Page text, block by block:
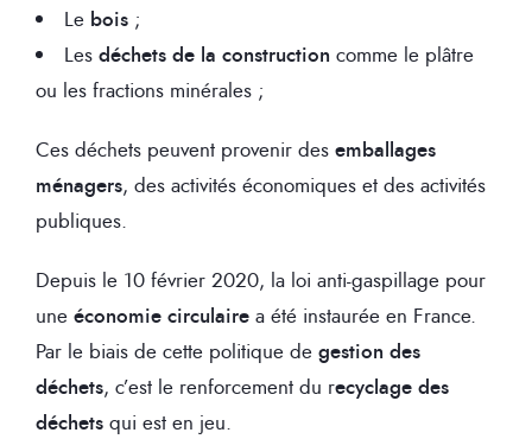
Le bois ;
Les déchets de la construction comme le plâtre
ou les fractions minérales ;
Ces déchets peuvent provenir des emballages
ménagers, des activités économiques et des activités
publiques.
Depuis le 10 février 2020, la loi anti-gaspillage pour
une économie circulaire a été instaurée en France.
Par le biais de cette politique de gestion des
déchets, c’est le renforcement du recyclage des
déchets qui est en jeu.